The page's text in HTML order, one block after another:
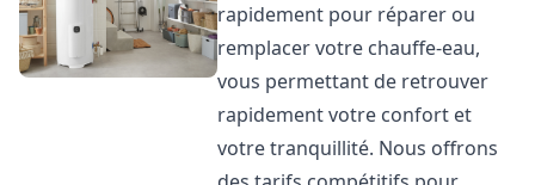
rapidement pour réparer ou
remplacer votre chauffe-eau,
vous permettant de retrouver
rapidement votre confort et
votre tranquillité. Nous offrons